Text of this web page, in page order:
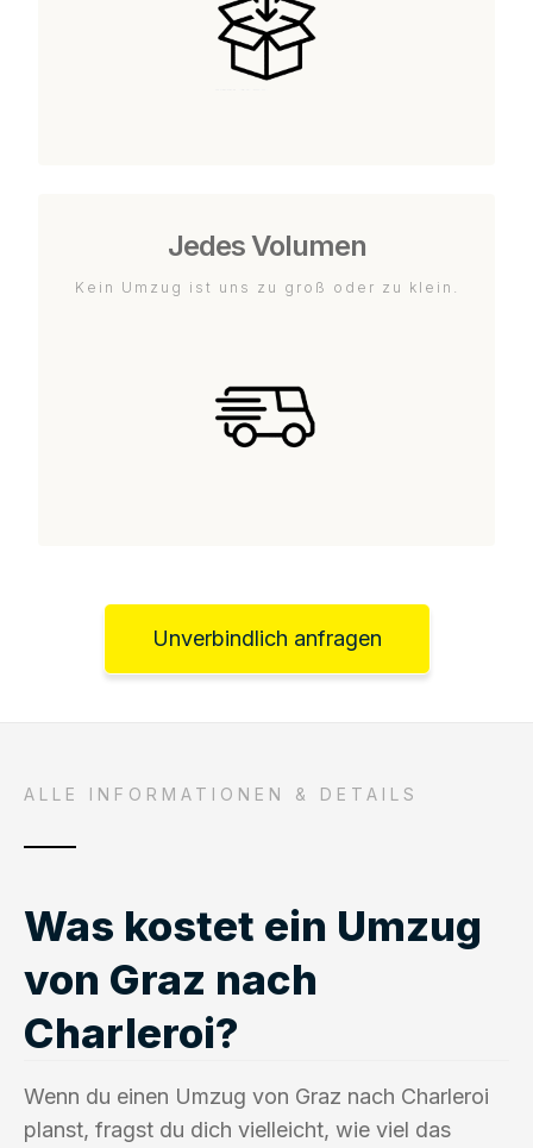
Jedes Volumen
Kein Umzug ist uns zu groß oder zu klein.
Unverbindlich anfragen
ALLE INFORMATIONEN & DETAILS
Was kostet ein Umzug
von Graz nach
Charleroi?
Wenn du einen Umzug von Graz nach Charleroi
planst, fragst du dich vielleicht, wie viel das